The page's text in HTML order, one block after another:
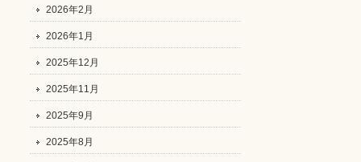
2026年2月
2026年1月
2025年12月
2025年11月
2025年9月
2025年8月